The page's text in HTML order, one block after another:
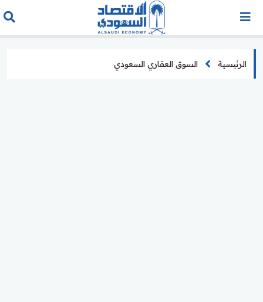
الرئيسية السوق العقاري السعودي